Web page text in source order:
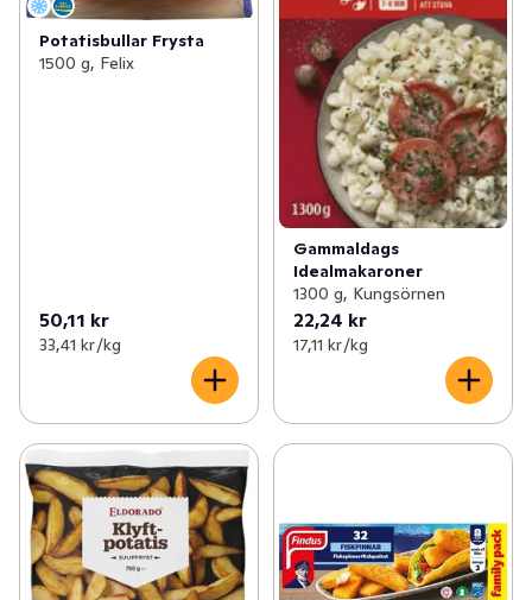
Potatisbullar Frysta
1500 g, Felix
50,11 kr
33,41 kr /kg
Gammaldags
Idealmakaroner
1300 g, Kungsörnen
22,24 kr
17,11 kr /kg